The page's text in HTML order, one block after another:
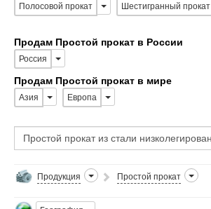
Полосовой прокат Шестигранный прокат
Продам Простой прокат в России
Россия
Продам Простой прокат в мире
Азия Европа
Продукция Простой прокат